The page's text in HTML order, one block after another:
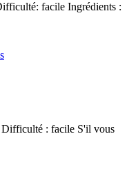
facile Ingrédients :
Difficulté : facile S'il vous